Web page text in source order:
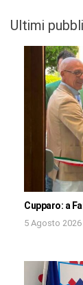
Ultimi
Cupparo: a
5 Agosto 2026